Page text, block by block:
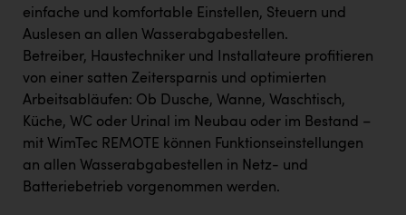
einfache und komfortable Einstellen, Steuern und
Auslesen an allen Wasserabgabestellen.
Betreiber, Haustechniker und Installateure profitieren
von einer satten Zeitersparnis und optimierten
Arbeitsabläufen: Ob Dusche, Wanne, Waschtisch,
Küche, WC oder Urinal im Neubau oder im Bestand –
mit WimTec REMOTE können Funktionseinstellungen
an allen Wasserabgabestellen in Netz- und
Batteriebetrieb vorgenommen werden.